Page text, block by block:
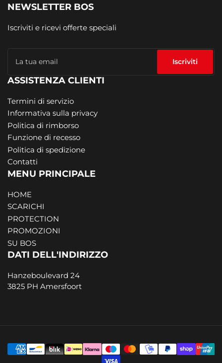
NEWSLETTER BOS
Iscriviti e ricevi offerte speciali
tua
Iscriviti
ASSISTENZA CLIENTI
Termini di servizio
Informativa sulla privacy
Politica di rimborso
Funzione di recesso
Politica di spedizione
Contatti
MENU PRINCIPALE
HOME
SCARICHI
PROTECTION
PROMOZIONI
SU BOS
DATI DELL'INDIRIZZO
Hanzeboulevard 24
3825 PH Amersfoort
Modalità
di
pagamento